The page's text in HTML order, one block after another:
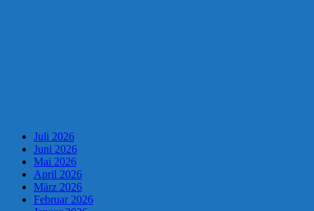
Juli 2026
Juni 2026
Mai 2026
April 2026
März 2026
Februar 2026